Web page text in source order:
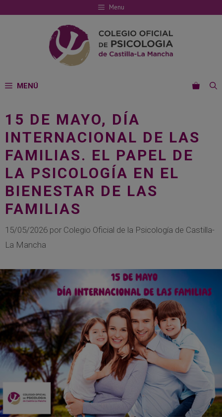
al
Menu
MENÚ
15 DE MAYO, DÍA
INTERNACIONAL DE LAS
FAMILIAS. EL PAPEL DE
LA PSICOLOGÍA EN EL
BIENESTAR DE LAS
FAMILIAS
15/05/2026 por Colegio Oficial de la Psicología de Castilla-
La Mancha